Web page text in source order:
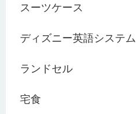
スーツケース
ディズニー英語システム
ランドセル
宅食